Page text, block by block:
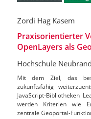
Zordi Hag Kasem
Praxisorientierter
OpenLayers als
Hochschule
Mit dem Ziel, das
zukunftsfähig
JavaScript-Bibliotheken
werden Kriterien wie
zentrale Geoportal-